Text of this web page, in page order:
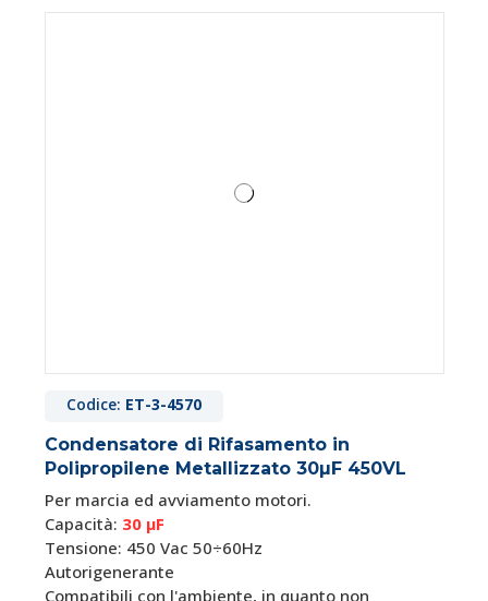
Codice: ET-3-4570
Condensatore di Rifasamento in
Polipropilene Metallizzato 30µF 450VL
Per marcia ed avviamento motori.
Capacità: 30 μF
Tensione: 450 Vac 50÷60Hz
Autorigenerante
Compatibili con l'ambiente, in quanto non